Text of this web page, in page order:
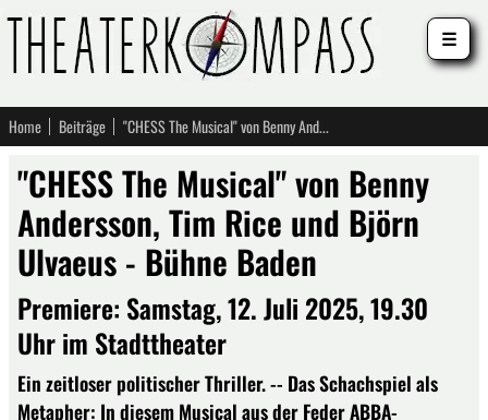
Home Beiträge "CHESS The Musical" von Benny Andersson, Tim Rice und Björn Ulvaeus - Bühne Baden
"CHESS The Musical" von Benny
Andersson, Tim Rice und Björn
Ulvaeus - Bühne Baden
Premiere: Samstag, 12. Juli 2025, 19.30
Uhr im Stadttheater
Ein zeitloser politischer Thriller. -- Das Schachspiel als
Metapher: In diesem Musical aus der Feder ABBA-
☰